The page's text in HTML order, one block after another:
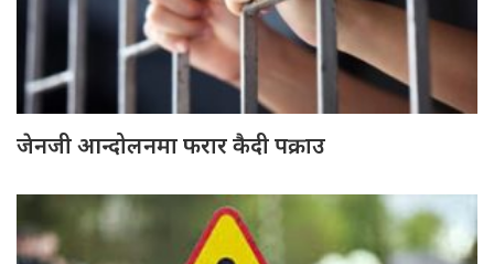
जेनजी आन्दोलनमा फरार कैदी पक्राउ